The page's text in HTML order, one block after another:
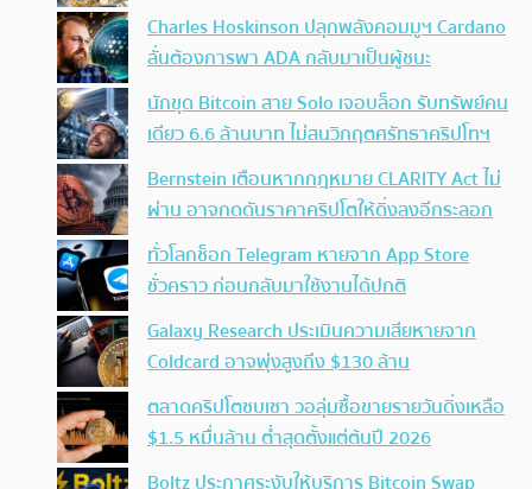
Charles Hoskinson ปลุกพลังคอมมูฯ Cardano
ลั่นต้องการพา ADA กลับมาเป็นผู้ชนะ
นักขุด Bitcoin สาย Solo เจอบล็อก รับทรัพย์คน
เดียว 6.6 ล้านบาท ไม่สนวิกฤตศรัทธาคริปโทฯ
Bernstein เตือนหากกฎหมาย CLARITY Act ไม่
ผ่าน อาจกดดันราคาคริปโตให้ดิ่งลงอีกระลอก
ทั่วโลกช็อก Telegram หายจาก App Store
ชั่วคราว ก่อนกลับมาใช้งานได้ปกติ
Galaxy Research ประเมินความเสียหายจาก
Coldcard อาจพุ่งสูงถึง $130 ล้าน
ตลาดคริปโตซบเซา วอลุ่มซื้อขายรายวันดิ่งเหลือ
$1.5 หมื่นล้าน ต่ำสุดตั้งแต่ต้นปี 2026